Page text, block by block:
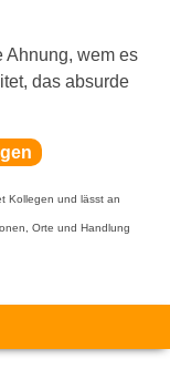
Ahnung, wem es
das absurde
Kollegen und lässt an
Orte und Handlung